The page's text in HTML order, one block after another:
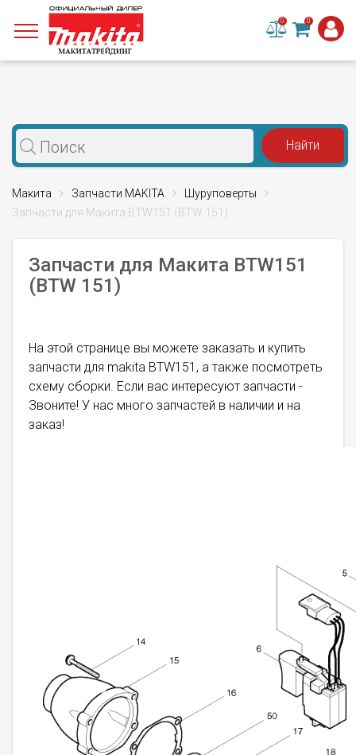
0 0
Макита Запчасти MAKITA
Шуруповерты
Запчасти для Макита BTW151 (BTW 151)
Запчасти для Макита BTW151
(BTW 151)
На этой странице вы можете заказать и купить
запчасти для makita BTW151, а также посмотреть
схему сборки. Если вас интересуют запчасти -
Звоните! У нас много запчастей в наличии и на
заказ!